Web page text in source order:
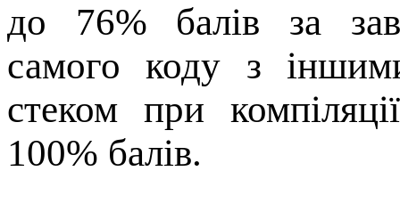
до 76% балів за
самого коду з
стеком при
100% балів.